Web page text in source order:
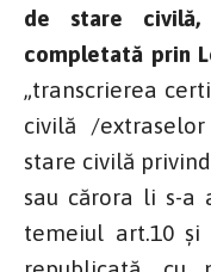
de stare civilă,
completată prin
„transcrierea
civilă /
stare civilă
sau cărora li s-a
temeiul art.10 și